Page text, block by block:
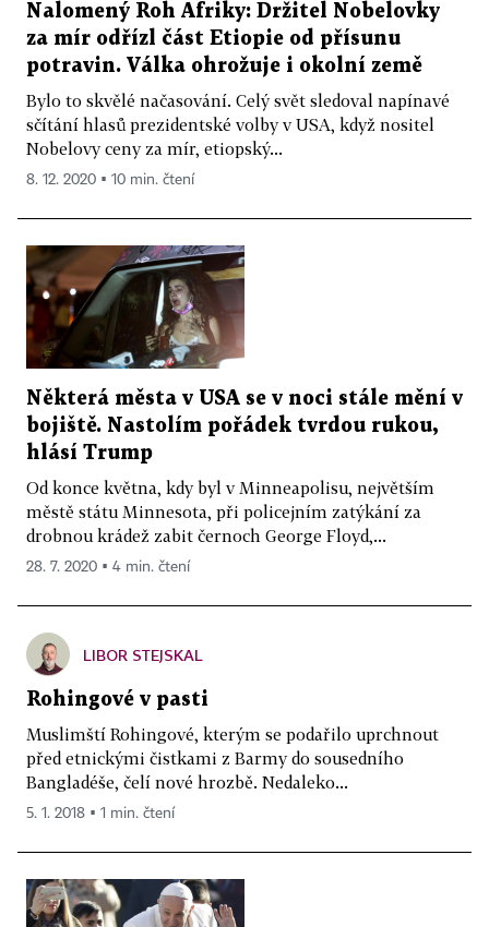
Nalomený Roh Afriky: Držitel Nobelovky
za mír odřízl část Etiopie od přísunu
potravin. Válka ohrožuje i okolní země
Bylo to skvělé načasování. Celý svět sledoval napínavé
sčítání hlasů prezidentské volby v USA, když nositel
Nobelovy ceny za mír, etiopský...
8. 12. 2020 ▪ 10 min. čtení
Některá města v USA se v noci stále mění v
bojiště. Nastolím pořádek tvrdou rukou,
hlásí Trump
Od konce května, kdy byl v Minneapolisu, největším
městě státu Minnesota, při policejním zatýkání za
drobnou krádež zabit černoch George Floyd,...
28. 7. 2020 ▪ 4 min. čtení
LIBOR STEJSKAL
Rohingové v pasti
Muslimští Rohingové, kterým se podařilo uprchnout
před etnickými čistkami z Barmy do sousedního
Bangladéše, čelí nové hrozbě. Nedaleko...
5. 1. 2018 ▪ 1 min. čtení